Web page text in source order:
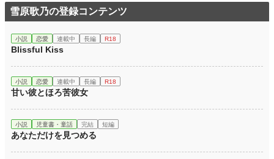
雪原歌乃の登録コンテンツ
小説 恋愛 連載中 長編 R18
Blissful Kiss
小説 恋愛 連載中 長編 R18
甘い彼とほろ苦彼女
小説 児童書・童話 完結 短編
あなただけを見つめる